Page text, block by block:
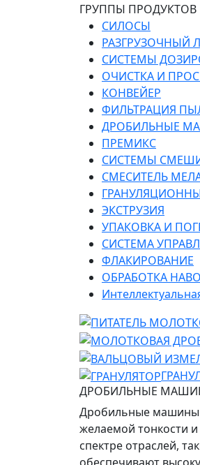
ГРУППЫ ПРОДУКТОВ
СИЛОСЫ
РАЗГРУЗОЧНЫЙ
СИСТЕМЫ
ОЧИСТКА И
КОНВЕЙЕР
ФИЛЬТРАЦИЯ
ДРОБИЛЬНЫЕ
ПРЕМИКС
СИСТЕМЫ
СМЕСИТЕЛЬ
ЭКСТРУЗИЯ
УПАКОВКА И
СИСТЕМА
ФЛАКИРОВАНИЕ
ОБРАБОТКА
ДРОБИЛЬНЫЕ
Дробильные машины
желаемой тонкости
спектре отраслей,